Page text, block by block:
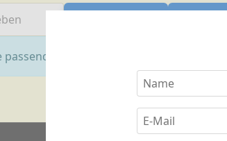
Einträge gefunden.